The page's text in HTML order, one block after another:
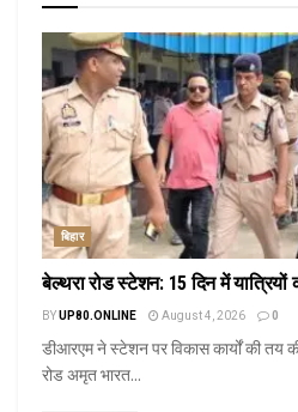
बिहार
बेल्थरा रोड स्टेशन: 15 दिन में यात्रियों
BYUP80.ONLINE August 4, 2026 0
डीआरएम ने स्टेशन पर विकास कार्यों की तय
रोड अमृत भारत...